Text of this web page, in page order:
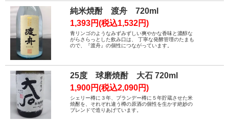
純米焼酎 渡舟 720ml
1,393円(税込1,532円)
青リンゴのようなみずみずしい爽やかな香味と濃醇な
がらさらっとした飲み口は、 丁寧な発酵管理のたまも
ので、『渡舟』の個性につながっています。
25度 球磨焼酎 大石 720ml
1,900円(税込2,090円)
シェリー樽に３年、ブランデー樽に５年貯蔵させた米
焼酎を、それぞれ違う樽の原酒の個性を生かす絶妙の
ブレンドで造りあげています。